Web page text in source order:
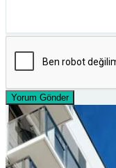
Yorum Gönder